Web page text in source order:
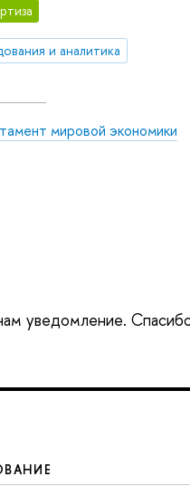
и аналитика
мировой экономики
уведомление.